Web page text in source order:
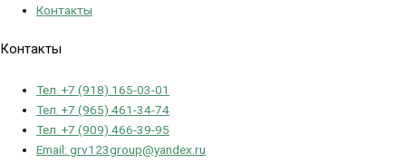
Контакты
Контакты
Тел. +7 (918) 165-03-01
Тел. +7 (965) 461-34-74
Тел. +7 (909) 466-39-95
Email: grv123group@yandex.ru